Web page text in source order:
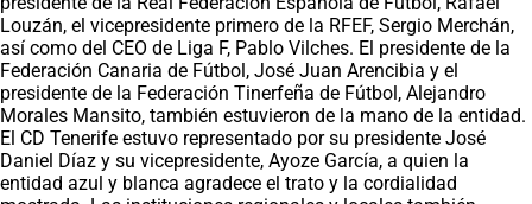
Louzán, el vicepresidente primero de la RFEF, Sergio Merchán,
así como del CEO de Liga F, Pablo Vilches. El presidente de la
Federación Canaria de Fútbol, José Juan Arencibia y el
presidente de la Federación Tinerfeña de Fútbol, Alejandro
Morales Mansito, también estuvieron de la mano de la entidad.
El CD Tenerife estuvo representado por su presidente José
Daniel Díaz y su vicepresidente, Ayoze García, a quien la
entidad azul y blanca agradece el trato y la cordialidad